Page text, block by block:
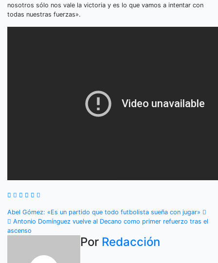
nosotros sólo nos vale la victoria y es lo que vamos a intentar con
todas nuestras fuerzas».
Navegación
de
entradas
Abel Gómez: «Es un partido que todo futbolista sueña con jugar»
Antonio Domínguez vuelve al Decano como primer refuerzo tras el
ascenso
Por Redacción